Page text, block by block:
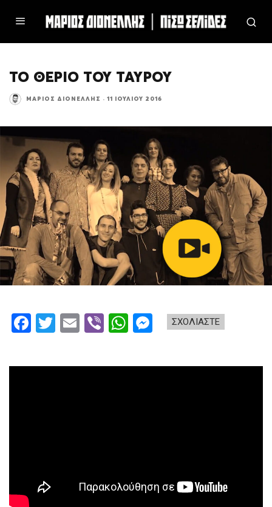
ΤΟ ΘΕΡΙΟ ΤΟΥ ΤΑΥΡΟΥ
ΜΆΡΙΟΣ ΔΙΟΝΈΛΛΗΣ · 11 ΙΟΥΛΊΟΥ 2016
ΣΧΟΛΙΑΣΤΕ
F
ce
T
tt
E
ail
Vi
er
W
at se